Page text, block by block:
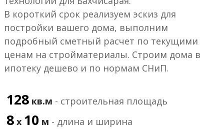
В короткий срок реализуем эскиз для
постройки вашего дома, выполним
подробный сметный расчет по текущими
ценам на стройматериалы. Строим дома в
ипотеку дешево и по нормам СНиП.
128 кв.м - строительная площадь
8 х 10 м - длина и ширина